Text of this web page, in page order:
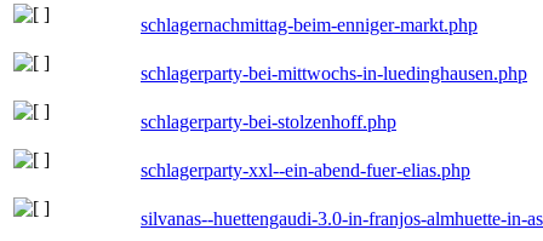
schlagernachmittag-beim-enniger-markt.php
schlagerparty-bei-mittwochs-in-luedinghausen.php
schlagerparty-bei-stolzenhoff.php
schlagerparty-xxl--ein-abend-fuer-elias.php
silvanas--huettengaudi-3.0-in-franjos-almhuette-in-